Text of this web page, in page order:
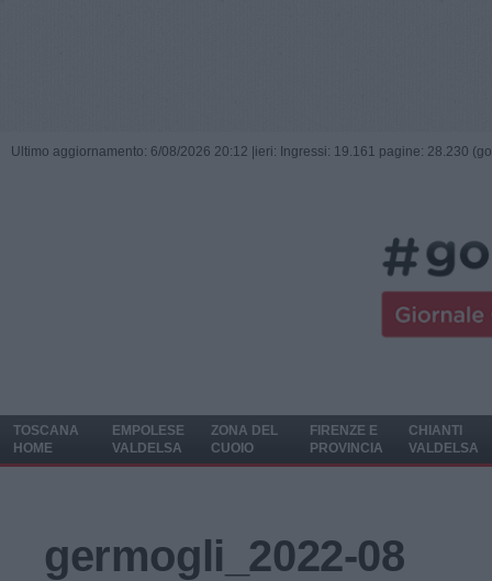
Ultimo aggiornamento: 6/08/2026 20:12 | ieri: Ingressi: 19.161 pagine: 28.230
TOSCANA
HOME
EMPOLESE
VALDELSA
ZONA DEL
CUOIO
FIRENZE E
PROVINCIA
CHIANTI
VALDELSA
germogli_2022-08